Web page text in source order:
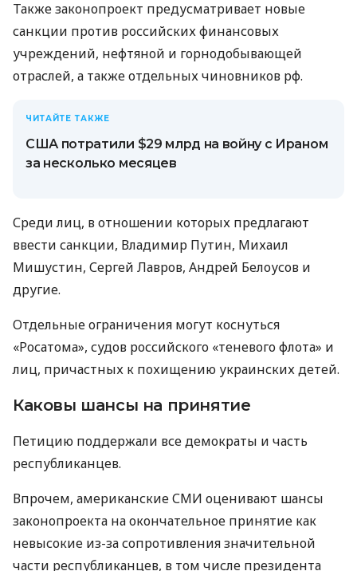
Также законопроект предусматривает новые
санкции против российских финансовых
учреждений, нефтяной и горнодобывающей
отраслей, а также отдельных чиновников рф.
ЧИТАЙТЕ ТАКЖЕ
США потратили $29 млрд на войну с Ираном
за несколько месяцев
Среди лиц, в отношении которых предлагают
ввести санкции, Владимир Путин, Михаил
Мишустин, Сергей Лавров, Андрей Белоусов и
другие.
Отдельные ограничения могут коснуться
«Росатома», судов российского «теневого флота» и
лиц, причастных к похищению украинских детей.
Каковы шансы на принятие
Петицию поддержали все демократы и часть
республиканцев.
Впрочем, американские СМИ оценивают шансы
законопроекта на окончательное принятие как
невысокие из-за сопротивления значительной
части республиканцев, в том числе президента